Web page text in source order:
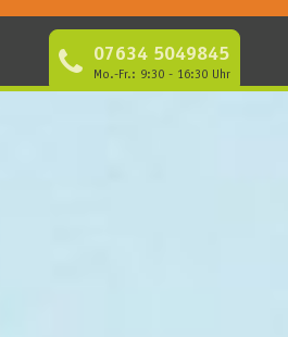
07634 5049845
Mo.-Fr.: 9:30 - 16:30 Uhr